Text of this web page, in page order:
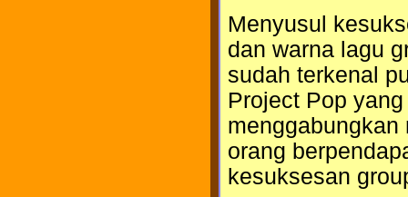
Menyusul
dan warna lagu
sudah terkenal
Project Pop
menggabungkan
orang
kesuksesan